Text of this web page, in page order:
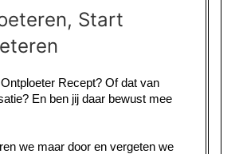
Start
Recept? Of dat van
En ben jij daar bewust mee
we maar door en vergeten we